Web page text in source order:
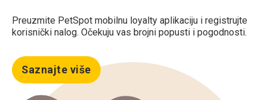
Preuzmite PetSpot mobilnu loyalty aplikaciju i registrujte
korisnički nalog. Očekuju vas brojni popusti i pogodnosti.
Saznajte više